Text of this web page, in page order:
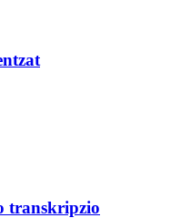
transkripzio